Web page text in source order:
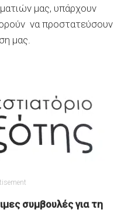
μας, υπάρχουν
να προστατεύσουν
μας.
συμβουλές για τη